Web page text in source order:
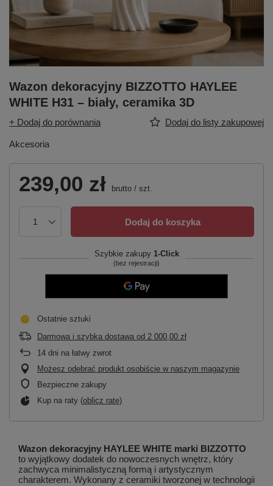
Wazon dekoracyjny BIZZOTTO HAYLEE
WHITE H31 – biały, ceramika 3D
+ Dodaj do porównania Dodaj do listy zakupowej
Akcesoria
239,00 zł brutto / szt.
Dodaj do koszyka
Szybkie zakupy 1-Click
(bez rejestracji)
Ostatnie sztuki
Darmowa i szybka dostawa od 2 000,00 zł
14 dni na łatwy zwrot
Możesz odebrać produkt osobiście w naszym magazynie
Bezpieczne zakupy
Kup na raty (oblicz ratę)
Wazon dekoracyjny HAYLEE WHITE marki BIZZOTTO
to wyjątkowy dodatek do nowoczesnych wnętrz, który
zachwyca minimalistyczną formą i artystycznym
charakterem. Wykonany z ceramiki tworzonej w technologii